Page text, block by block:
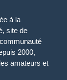
à la
site de
2000,
amateurs et